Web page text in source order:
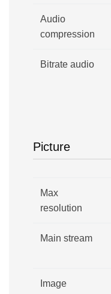
Audio
compression
Bitrate audio
Picture
Max
resolution
Main stream
Image